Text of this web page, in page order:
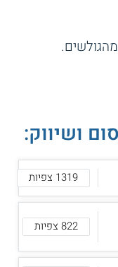
ושיווק:
1319 צפיות
822 צפיות